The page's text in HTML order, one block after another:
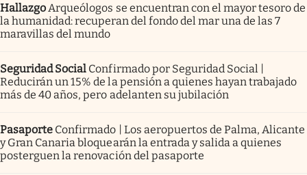
Hallazgo Arqueólogos se encuentran con el mayor tesoro de
la humanidad: recuperan del fondo del mar una de las 7
maravillas del mundo
Seguridad Social Confirmado por Seguridad Social |
Reducirán un 15% de la pensión a quienes hayan trabajado
más de 40 años, pero adelanten su jubilación
Pasaporte Confirmado | Los aeropuertos de Palma, Alicante
y Gran Canaria bloquearán la entrada y salida a quienes
posterguen la renovación del pasaporte